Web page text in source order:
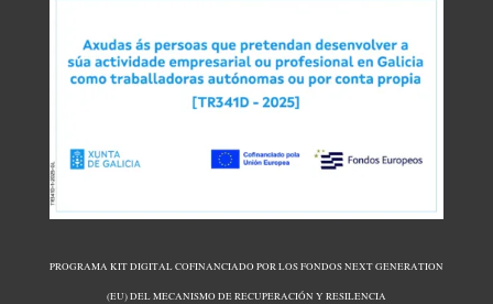
PROGRAMA KIT DIGITAL COFINANCIADO POR LOS FONDOS NEXT GENERATION
(EU) DEL MECANISMO DE RECUPERACIÓN Y RESILENCIA